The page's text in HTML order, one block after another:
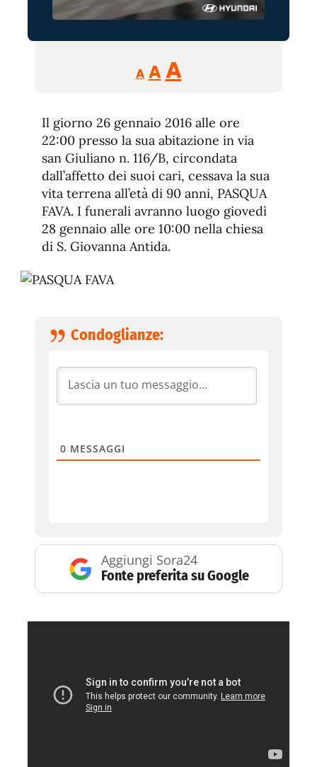
A
Reducir
tamaño
A Restablecer
de
fuente
AAumentar
de
fuente.
Il giorno 26 gennaio 2016 alle ore
22:00 presso la sua abitazione in via
san Giuliano n. 116/B, circondata
dall’affetto dei suoi cari, cessava la sua
vita terrena all’età di 90 anni, PASQUA
FAVA. I funerali avranno luogo giovedì
28 gennaio alle ore 10:00 nella chiesa
di S. Giovanna Antida.
Condoglianze:
0 MESSAGGI
Aggiungi Sora24
Fonte preferita su Google